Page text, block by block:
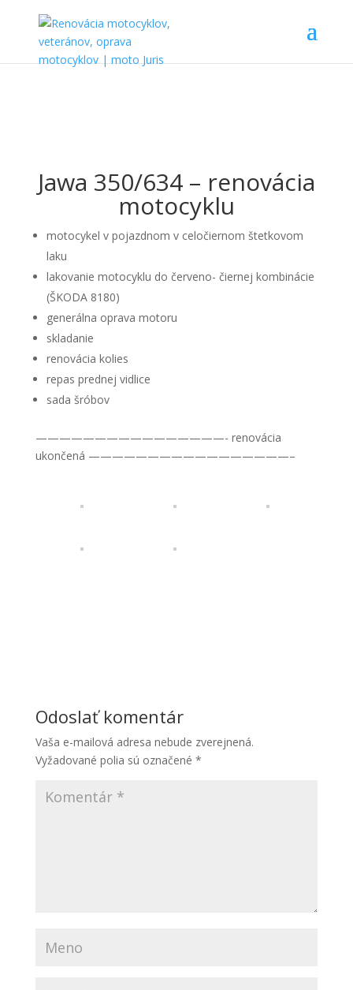
Jawa 350/634 – renovácia
motocyklu
motocykel v pojazdnom v celočiernom štetkovom
laku
lakovanie motocyklu do červeno- čiernej kombinácie
(ŠKODA 8180)
generálna oprava motoru
skladanie
renovácia kolies
repas prednej vidlice
sada šróbov
————————————————- renovácia
ukončená —————————————————–
Odoslať komentár
Vaša e-mailová adresa nebude zverejnená.
Vyžadované polia sú označené *